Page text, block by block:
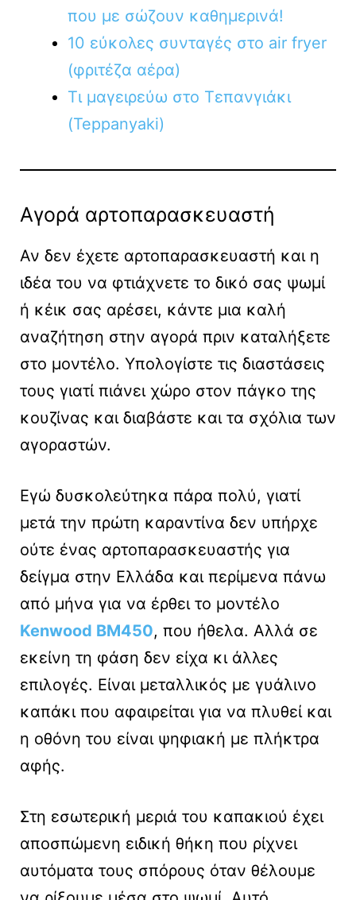
που με σώζουν καθημερινά!
10 εύκολες συνταγές στο air fryer
(φριτέζα αέρα)
Τι μαγειρεύω στο Τεπανγιάκι
(Teppanyaki)
Αγορά αρτοπαρασκευαστή
Αν δεν έχετε αρτοπαρασκευαστή και η
ιδέα του να φτιάχνετε το δικό σας ψωμί
ή κέικ σας αρέσει, κάντε μια καλή
αναζήτηση στην αγορά πριν καταλήξετε
στο μοντέλο. Υπολογίστε τις διαστάσεις
τους γιατί πιάνει χώρο στον πάγκο της
κουζίνας και διαβάστε και τα σχόλια των
αγοραστών.
Εγώ δυσκολεύτηκα πάρα πολύ, γιατί
μετά την πρώτη καραντίνα δεν υπήρχε
ούτε ένας αρτοπαρασκευαστής για
δείγμα στην Ελλάδα και περίμενα πάνω
από μήνα για να έρθει το μοντέλο
Kenwood BM450, που ήθελα. Αλλά σε
εκείνη τη φάση δεν είχα κι άλλες
επιλογές. Είναι μεταλλικός με γυάλινο
καπάκι που αφαιρείται για να πλυθεί και
η οθόνη του είναι ψηφιακή με πλήκτρα
αφής.
Στη εσωτερική μεριά του καπακιού έχει
αποσπώμενη ειδική θήκη που ρίχνει
αυτόματα τους σπόρους όταν θέλουμε